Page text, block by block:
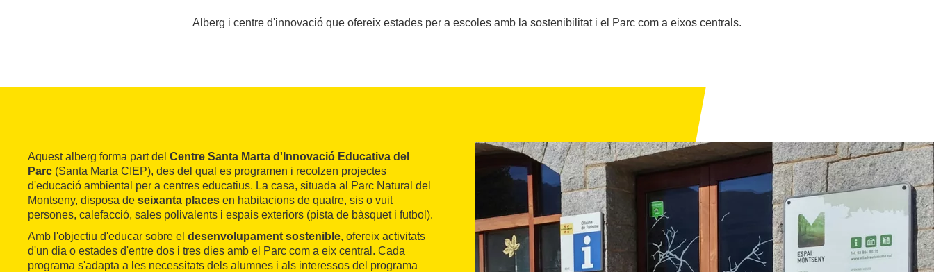
Alberg i centre d'innovació que ofereix estades per a escoles amb la sostenibilitat i el Parc com a eixos centrals.
Aquest alberg forma part del Centre Santa Marta d'Innovació Educativa del
Parc (Santa Marta CIEP), des del qual es programen i recolzen projectes
d'educació ambiental per a centres educatius. La casa, situada al Parc Natural del
Montseny, disposa de seixanta places en habitacions de quatre, sis o vuit
persones, calefacció, sales polivalents i espais exteriors (pista de bàsquet i futbol).
Amb l'objectiu d'educar sobre el desenvolupament sostenible, ofereix activitats
d'un dia o estades d'entre dos i tres dies amb el Parc com a eix central. Cada
programa s'adapta a les necessitats dels alumnes i als interessos del programa